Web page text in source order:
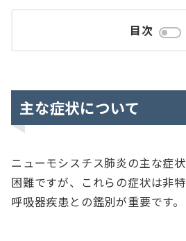
目次
主な症状について
ニューモシスチス肺炎の主な症
困難ですが、これらの症状は非
呼吸器疾患との鑑別が重要です。